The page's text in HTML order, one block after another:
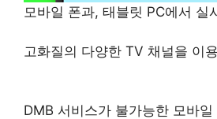
모바일 폰과, 태블릿 PC에서 실
고화질의 다양한 TV 채널을 이
DMB 서비스가 불가능한 모바일